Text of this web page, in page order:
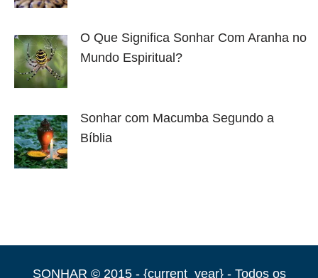
O Que Significa Sonhar Com Aranha no
Mundo Espiritual?
Sonhar com Macumba Segundo a
Bíblia
SONHAR © 2015 - {current_year} - Todos os